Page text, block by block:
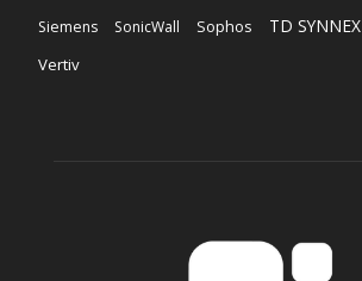
Siemens SonicWall Sophos TD SYNNEX
Vertiv